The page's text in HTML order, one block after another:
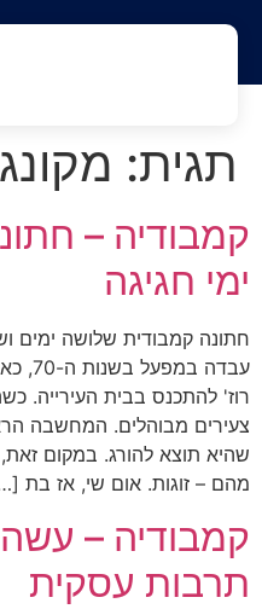
תגית: מקונג
ימי חגיגה
חתונה קמבודית שלושה ימים
עבדה
רוז' להתכנס בבית העירייה.
צעירים מבוהלים. המחשבה
מהם – זוגות. אום שי, אז בת
קמבודיה –
תרבות עסקית